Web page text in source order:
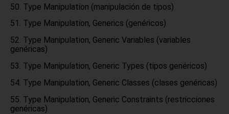
Type Manipulation (manipulación de tipos)
Type Manipulation, Generics (genéricos)
Type Manipulation, Generic Variables (variables
genéricas)
Type Manipulation, Generic Types (tipos genéricos)
Type Manipulation, Generic Classes (clases genéricas)
Type Manipulation, Generic Constraints (restricciones
genéricas)